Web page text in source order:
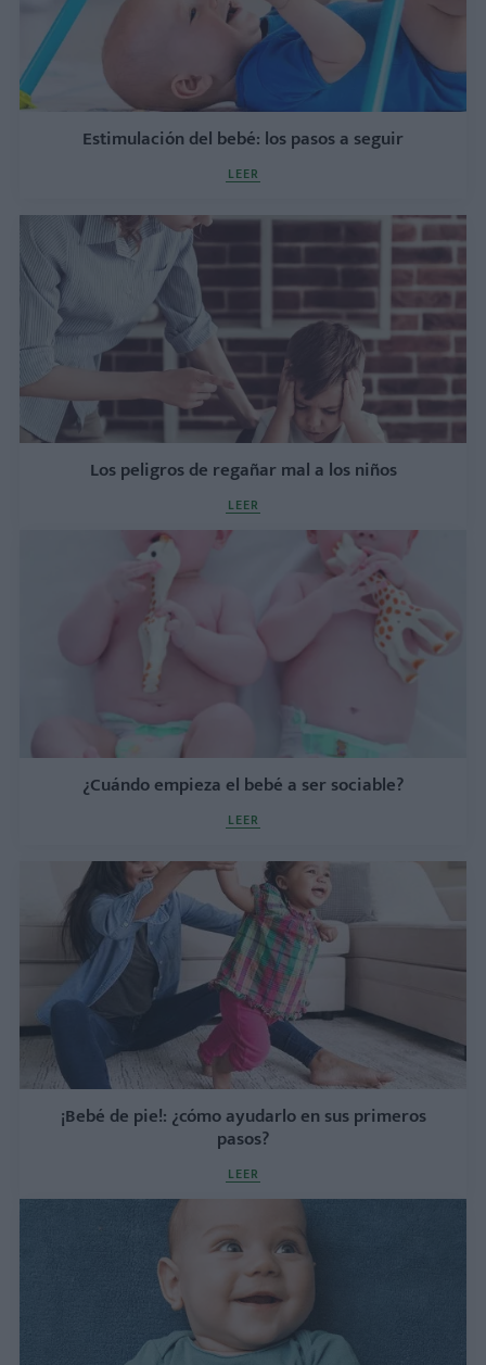
Estimulación del bebé: los pasos a seguir
LEER
Los peligros de regañar mal a los niños
LEER
¿Cuándo empieza el bebé a ser sociable?
LEER
¡Bebé de pie!: ¿cómo ayudarlo en sus primeros
pasos?
LEER